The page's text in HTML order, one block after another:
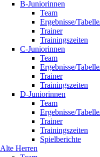
B-Juniorinnen
Team
Ergebnisse/
Trainer
Trainingszeiten
C-Juniorinnen
Team
Ergebnisse/
Trainer
Trainingszeiten
D-Juniorinnen
Team
Ergebnisse/
Trainer
Trainingszeiten
Spielberichte
Alte Herren